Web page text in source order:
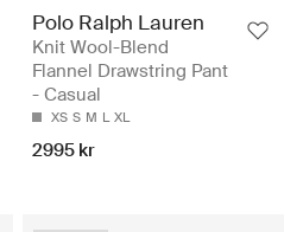
Polo Ralph Lauren
Knit Wool-Blend
Flannel Drawstring Pant
- Casual
XS S M L XL
2995 kr